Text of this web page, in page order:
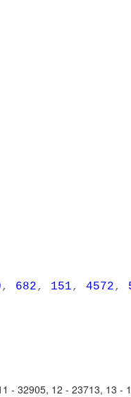
, 682, 151, 4572,
- 32905, 12 - 23713, 13 -